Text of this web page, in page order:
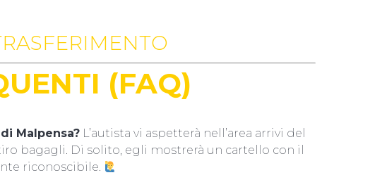
(FAQ)
Malpensa?L’autista vi aspetterà nell’area arrivi del
bagagli. Di solito, egli mostrerà un cartello con il
riconoscibile.